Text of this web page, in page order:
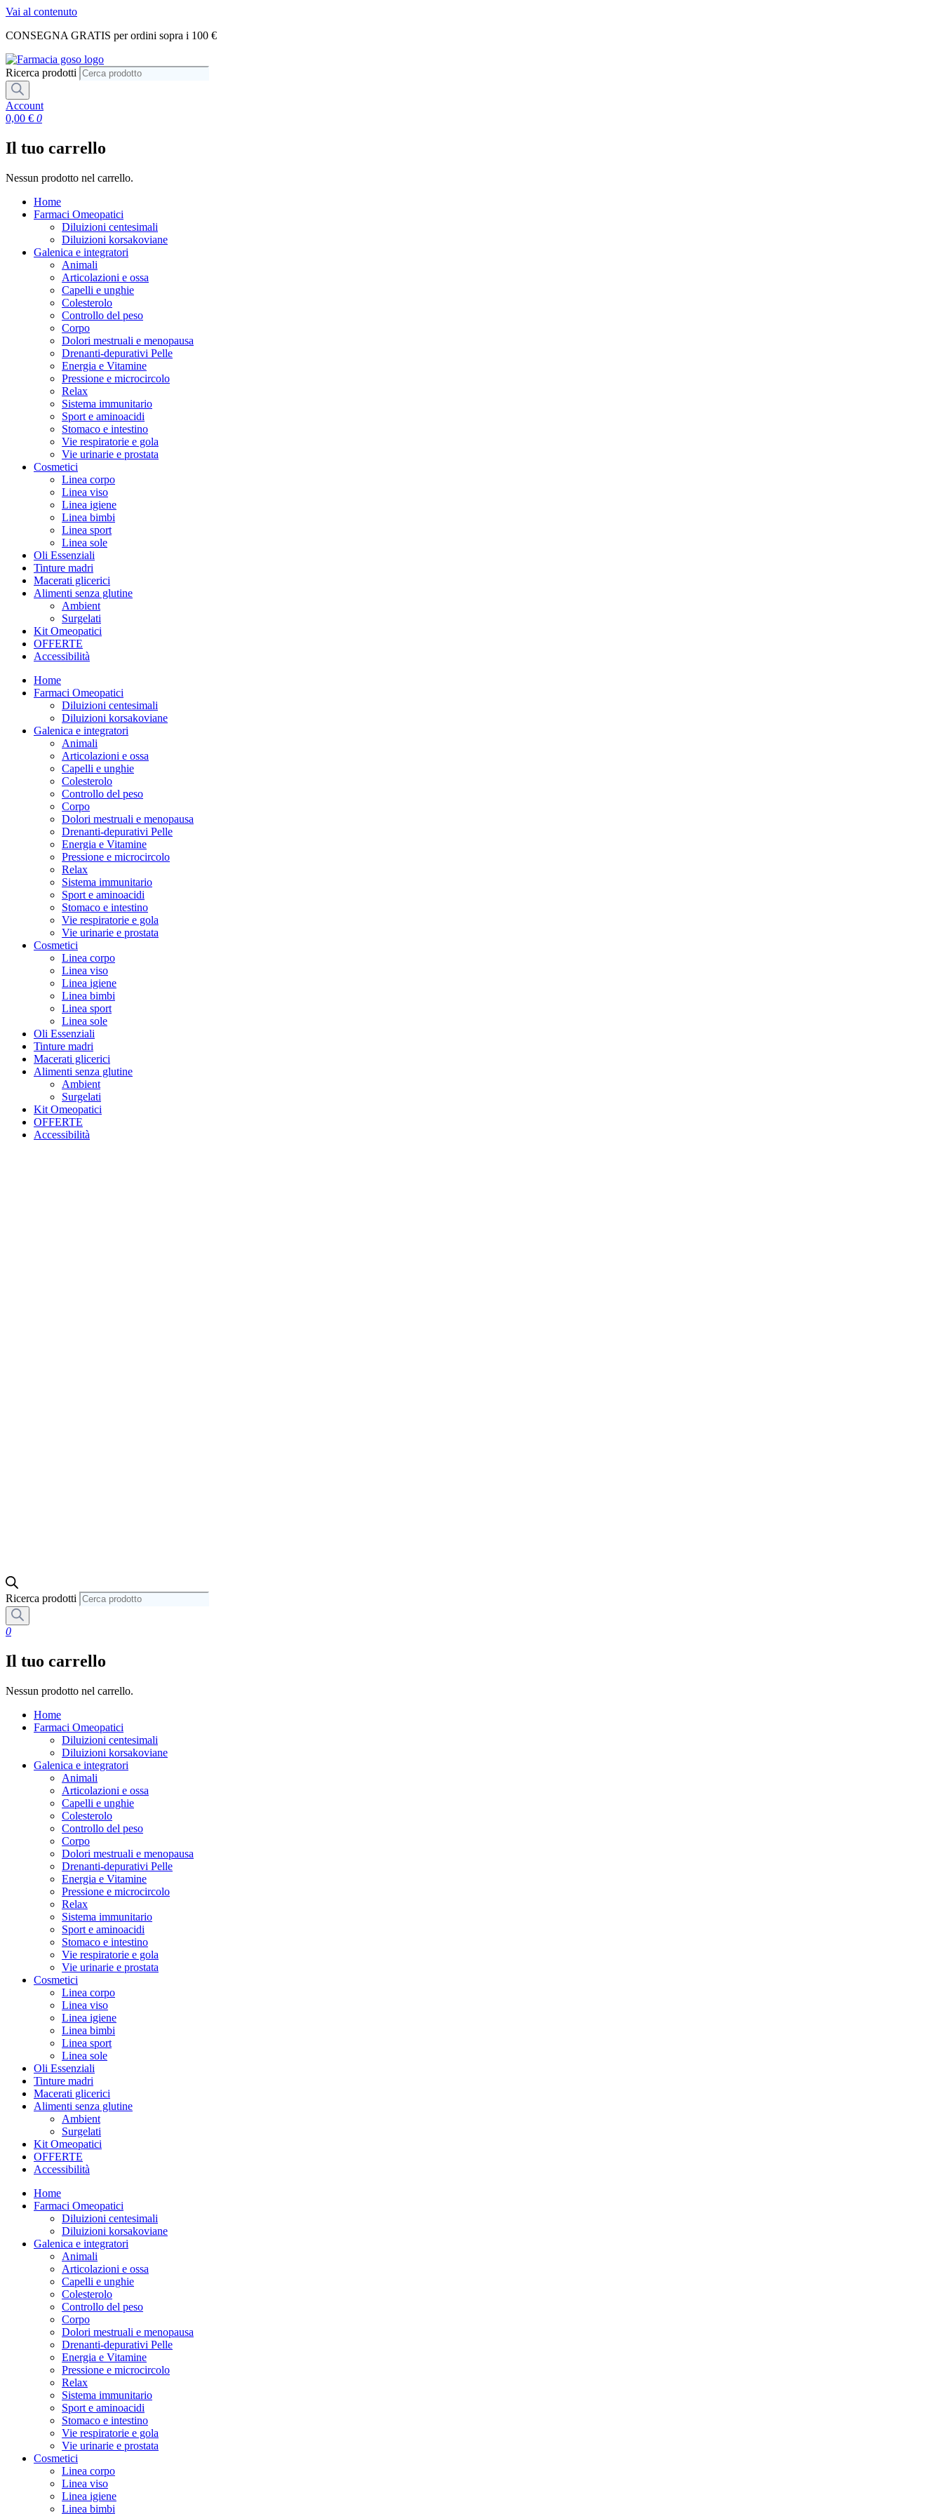
Vai al contenuto
CONSEGNA GRATIS per ordini sopra i 100 €
Ricerca prodotti
Account
0,00 € 0
Il tuo carrello
Nessun prodotto nel carrello.
Home
Farmaci Omeopatici
Diluizioni centesimali
Diluizioni korsakoviane
Galenica e integratori
Animali
Articolazioni e ossa
Capelli e unghie
Colesterolo
Controllo del peso
Corpo
Dolori mestruali e menopausa
Drenanti-depurativi Pelle
Energia e Vitamine
Pressione e microcircolo
Relax
Sistema immunitario
Sport e aminoacidi
Stomaco e intestino
Vie respiratorie e gola
Vie urinarie e prostata
Cosmetici
Linea corpo
Linea viso
Linea igiene
Linea bimbi
Linea sport
Linea sole
Oli Essenziali
Tinture madri
Macerati glicerici
Alimenti senza glutine
Ambient
Surgelati
Kit Omeopatici
OFFERTE
Accessibilità
Home
Farmaci Omeopatici
Diluizioni centesimali
Diluizioni korsakoviane
Galenica e integratori
Animali
Articolazioni e ossa
Capelli e unghie
Colesterolo
Controllo del peso
Corpo
Dolori mestruali e menopausa
Drenanti-depurativi Pelle
Energia e Vitamine
Pressione e microcircolo
Relax
Sistema immunitario
Sport e aminoacidi
Stomaco e intestino
Vie respiratorie e gola
Vie urinarie e prostata
Cosmetici
Linea corpo
Linea viso
Linea igiene
Linea bimbi
Linea sport
Linea sole
Oli Essenziali
Tinture madri
Macerati glicerici
Alimenti senza glutine
Ambient
Surgelati
Kit Omeopatici
OFFERTE
Accessibilità
Ricerca prodotti
0
Il tuo carrello
Nessun prodotto nel carrello.
Home
Farmaci Omeopatici
Diluizioni centesimali
Diluizioni korsakoviane
Galenica e integratori
Animali
Articolazioni e ossa
Capelli e unghie
Colesterolo
Controllo del peso
Corpo
Dolori mestruali e menopausa
Drenanti-depurativi Pelle
Energia e Vitamine
Pressione e microcircolo
Relax
Sistema immunitario
Sport e aminoacidi
Stomaco e intestino
Vie respiratorie e gola
Vie urinarie e prostata
Cosmetici
Linea corpo
Linea viso
Linea igiene
Linea bimbi
Linea sport
Linea sole
Oli Essenziali
Tinture madri
Macerati glicerici
Alimenti senza glutine
Ambient
Surgelati
Kit Omeopatici
OFFERTE
Accessibilità
Home
Farmaci Omeopatici
Diluizioni centesimali
Diluizioni korsakoviane
Galenica e integratori
Animali
Articolazioni e ossa
Capelli e unghie
Colesterolo
Controllo del peso
Corpo
Dolori mestruali e menopausa
Drenanti-depurativi Pelle
Energia e Vitamine
Pressione e microcircolo
Relax
Sistema immunitario
Sport e aminoacidi
Stomaco e intestino
Vie respiratorie e gola
Vie urinarie e prostata
Cosmetici
Linea corpo
Linea viso
Linea igiene
Linea bimbi